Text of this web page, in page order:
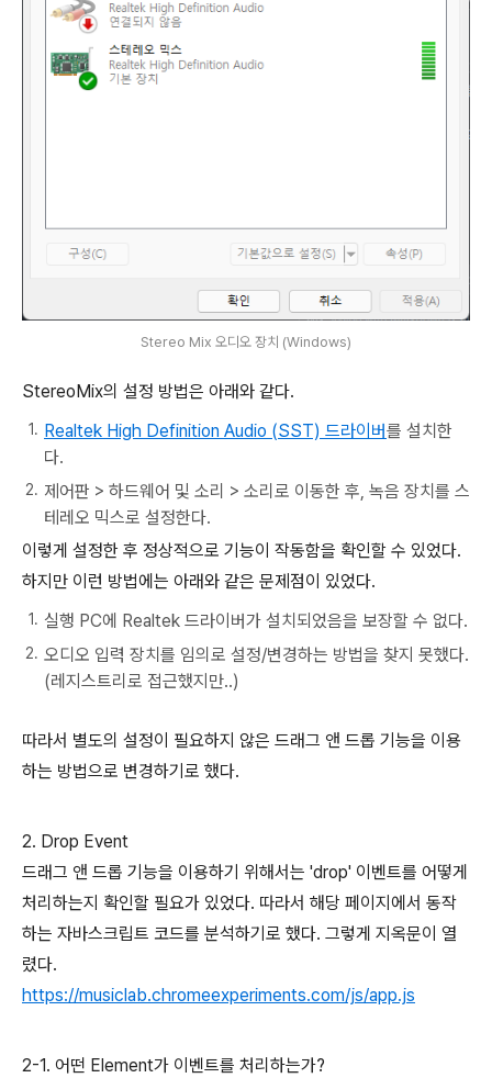
Stereo Mix 오디오 장치 (Windows)
StereoMix의 설정 방법은 아래와 같다.
Realtek High Definition Audio (SST) 드라이버를 설치한
다.
제어판 > 하드웨어 및 소리 > 소리로 이동한 후, 녹음 장치를 스
테레오 믹스로 설정한다.
이렇게 설정한 후 정상적으로 기능이 작동함을 확인할 수 있었다.
하지만 이런 방법에는 아래와 같은 문제점이 있었다.
실행 PC에 Realtek 드라이버가 설치되었음을 보장할 수 없다.
오디오 입력 장치를 임의로 설정/변경하는 방법을 찾지 못했다.
(레지스트리로 접근했지만..)
따라서 별도의 설정이 필요하지 않은 드래그 앤 드롭 기능을 이용
하는 방법으로 변경하기로 했다.
2. Drop Event
드래그 앤 드롭 기능을 이용하기 위해서는 'drop' 이벤트를 어떻게
처리하는지 확인할 필요가 있었다. 따라서 해당 페이지에서 동작
하는 자바스크립트 코드를 분석하기로 했다. 그렇게 지옥문이 열
렸다.
https://musiclab.chromeexperiments.com/js/app.js
2-1. 어떤 Element가 이벤트를 처리하는가?